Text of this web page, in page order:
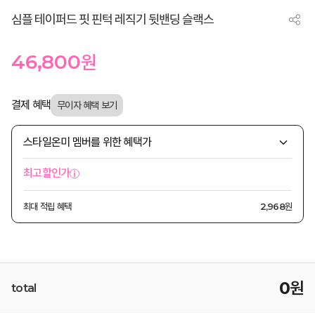
심플 테이퍼드 핏 핀턱 레직기 뒷밴딩 슬랙스
46,800원
결제 혜택
스타일온미 멤버를 위한 혜택가
최고할인가
최대 적립 혜택 2,968원
total 0원